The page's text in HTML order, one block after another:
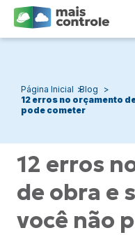
Página Inicial Blog
12 erros no orçamento
pode cometer
12 erros
de obra e
você não